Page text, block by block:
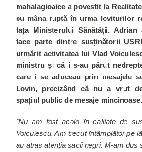
mahalagioaice a povestit la
cu mâna ruptă în urma loviturilor
fața Ministerului Sănătății.
face parte dintre susținătorii
urmărit activitatea lui Vlad
ministru și că i s-au părut
care i se aduceau prin mesajele
Lovin, precizând că nu a vrut
spațiul public de mesaje mincinoase.
"Nu am fost acolo în calitate de
Voiculescu. Am trecut întâmplător pe
au atras atenția sacii negri. M-am dus